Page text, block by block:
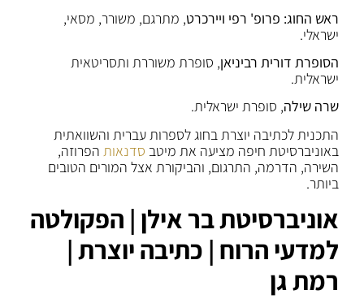
ראש החוג: פרופ' רפי ויירכרט, מתרגם, משורר, מסאי,
ישראלי.
הסופרת דורית רביניאן, סופרת משוררת ותסריטאית
ישראלית.
שרה שילה, סופרת ישראלית.
התכנית לכתיבה יוצרת בחוג לספרות עברית והשוואתית
באוניברסיטת חיפה מציעה את מיטב סדנאות הפרוזה,
השירה, הדרמה, התרגום, והביקורת אצל המורים הטובים
ביותר.
אוניברסיטת בר אילן | הפקולטה
למדעי הרוח | כתיבה יוצרת |
רמת גן